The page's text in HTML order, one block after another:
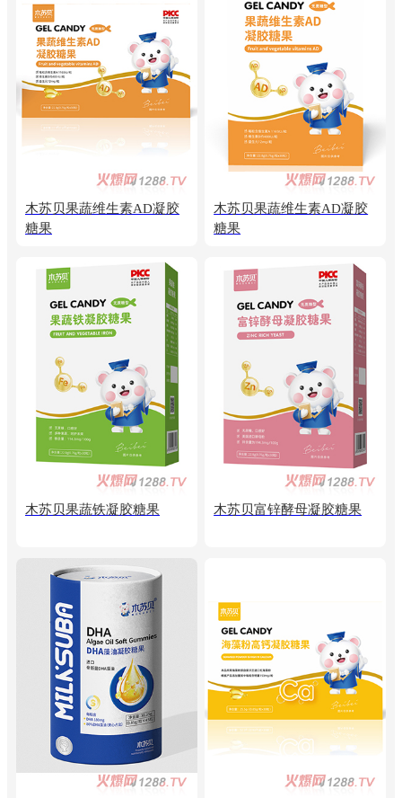
木苏贝果蔬维生素AD凝胶
糖果
木苏贝果蔬维生素AD凝胶
糖果
木苏贝果蔬铁凝胶糖果 木苏贝富锌酵母凝胶糖果